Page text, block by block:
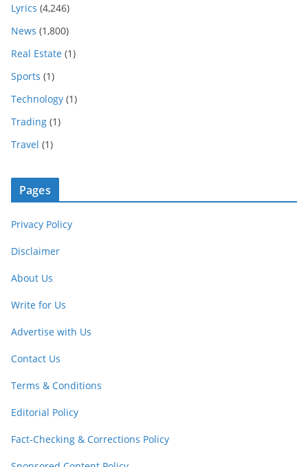
Lyrics (4,246)
News (1,800)
Real Estate (1)
Sports (1)
Technology (1)
Trading (1)
Travel (1)
Pages
Privacy Policy
Disclaimer
About Us
Write for Us
Advertise with Us
Contact Us
Terms & Conditions
Editorial Policy
Fact-Checking & Corrections Policy